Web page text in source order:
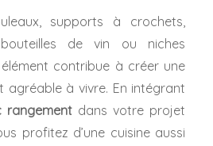
supports à crochets,
de vin ou niches
contribue à créer une
agréable à vivre. En intégrant
rangement dans votre projet
profitez d’une cuisine aussi